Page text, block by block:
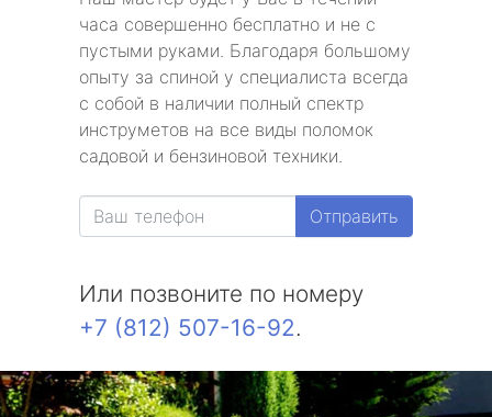
часа совершенно бесплатно и не с
пустыми руками. Благодаря большому
опыту за спиной у специалиста всегда
с собой в наличии полный спектр
инструметов на все виды поломок
садовой и бензиновой техники.
Отправить
Или позвоните по номеру
+7 (812) 507-16-92.